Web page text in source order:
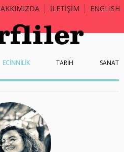
İLETİŞİM ENGLISH
ECİNNİLİK TARİH SANAT